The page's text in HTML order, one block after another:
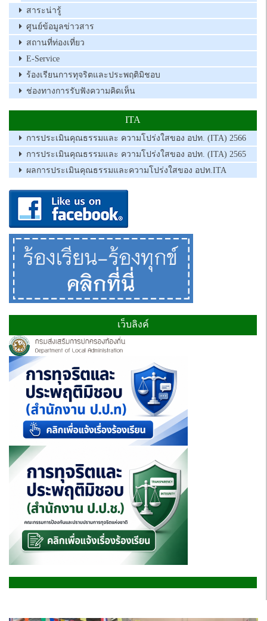
สาระน่ารู้
ศูนย์ข้อมูลข่าวสาร
สถานที่ท่องเที่ยว
E-Service
ร้องเรียนการทุจริตและประพฤติมิชอบ
ช่องทางการรับฟังความคิดเห็น
ITA
การประเมินคุณธรรมและ ความโปร่งใสของ อปท. (ITA) 2566
การประเมินคุณธรรมและ ความโปร่งใสของ อปท. (ITA) 2565
ผลการประเมินคุณธรรมและความโปร่งใสของ อปท.ITA
เว็บลิงค์